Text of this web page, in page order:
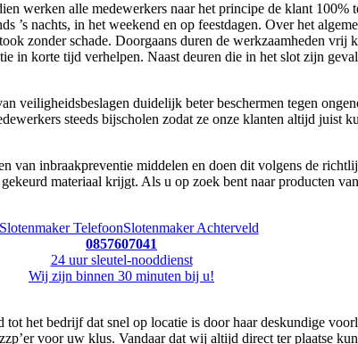
werken alle medewerkers naar het principe de klant
’s nachts, in het weekend en op feestdagen. Over het
zonder schade. Doorgaans duren de werkzaamheden
in korte tijd verhelpen. Naast deuren die in het slot zijn
veiligheidsbeslagen duidelijk beter beschermen tegen
steeds bijscholen zodat ze onze klanten altijd juist
van inbraakpreventie middelen en doen dit volgens de
materiaal krijgt. Als u op zoek bent naar producten
Slotenmaker Achterveld
0857607041
24 uur sleutel-nooddienst
Wij zijn binnen 30 minuten bij u!
het bedrijf dat snel op locatie is door haar deskundige
voor uw klus. Vandaar dat wij altijd direct ter plaatse